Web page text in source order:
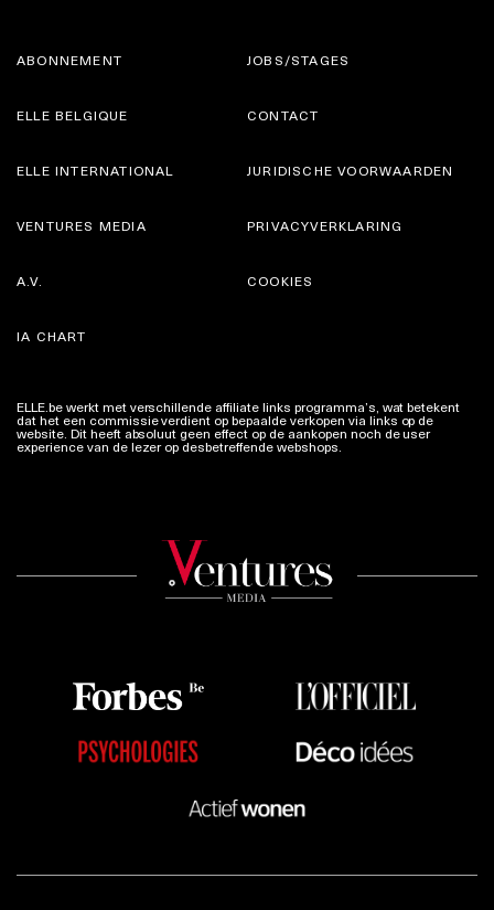
ABONNEMENT
ELLE BELGIQUE
JOBS/STAGES
CONTACT
ELLE INTERNATIONAL
VENTURES MEDIA
JURIDISCHE VOORWAARDEN
PRIVACYVERKLARING
A.V.
IA CHART
COOKIES
ELLE.be werkt met verschillende affiliate links programma’s, wat betekent
dat het een commissie verdient op bepaalde verkopen via links op de
website. Dit heeft absoluut geen effect op de aankopen noch de user
experience van de lezer op desbetreffende webshops.